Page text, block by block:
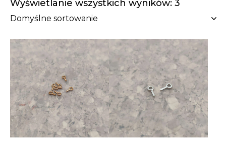
Wyświetlanie wszystkich wyników: 3